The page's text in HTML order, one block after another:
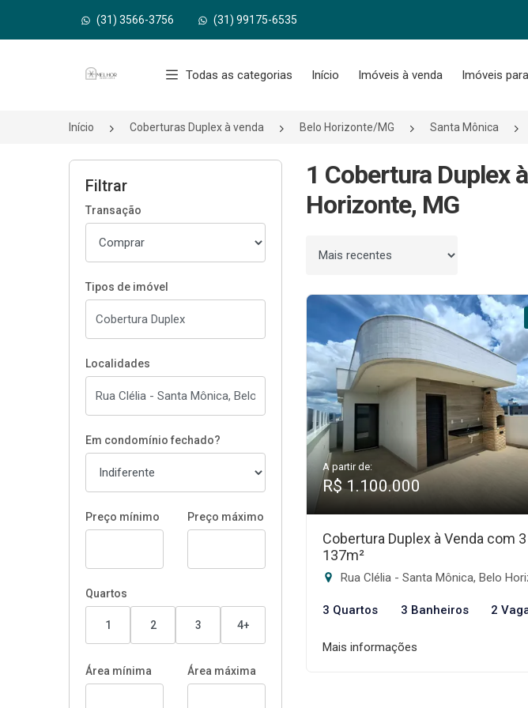
(31) 3566-3756 (31) 99175-6535
Página inicial
Todas as categorias Início Imóveis à venda Imóveis
Início Coberturas Duplex à venda Belo Horizonte/MG Santa Mônica
Filtrar
Transação
Tipos de imóvel
Localidades
Em condomínio fechado?
Preço mínimo Preço máximo
Quartos
1 2 3 4+
Área mínima Área máxima
1 Cobertura Duplex
Horizonte, MG
Ordenar por
A partir de:
R$ 1.100.000
Cobertura Duplex à Venda com
137m²
Rua Clélia - Santa Mônica, Belo
3 Quartos 3 Banheiros 2
Mais informações